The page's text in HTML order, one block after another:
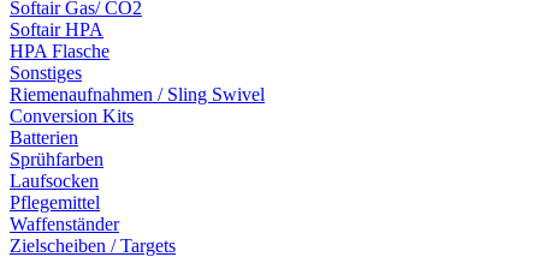
Softair Gas/ CO2
Softair HPA
HPA Flasche
Sonstiges
Riemenaufnahmen / Sling Swivel
Conversion Kits
Batterien
Sprühfarben
Laufsocken
Pflegemittel
Waffenständer
Zielscheiben / Targets